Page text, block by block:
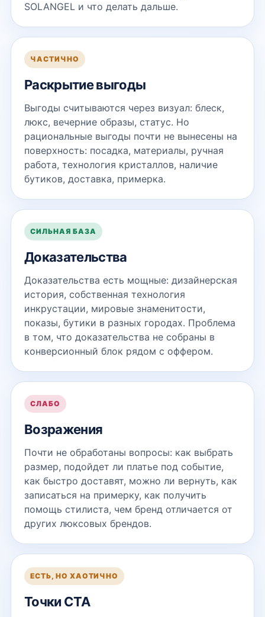
SOLANGEL и что делать дальше.
ЧАСТИЧНО
Раскрытие выгоды
Выгоды считываются через визуал: блеск,
люкс, вечерние образы, статус. Но
рациональные выгоды почти не вынесены на
поверхность: посадка, материалы, ручная
работа, технология кристаллов, наличие
бутиков, доставка, примерка.
СИЛЬНАЯ БАЗА
Доказательства
Доказательства есть мощные: дизайнерская
история, собственная технология
инкрустации, мировые знаменитости,
показы, бутики в разных городах. Проблема
в том, что доказательства не собраны в
конверсионный блок рядом с оффером.
СЛАБО
Возражения
Почти не обработаны вопросы: как выбрать
размер, подойдет ли платье под событие,
как быстро доставят, можно ли вернуть, как
записаться на примерку, как получить
помощь стилиста, чем бренд отличается от
других люксовых брендов.
ЕСТЬ, НО ХАОТИЧНО
Точки CTA